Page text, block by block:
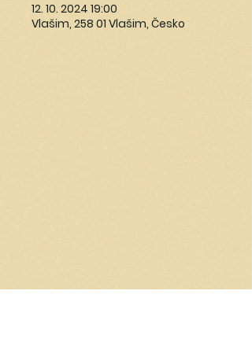
12. 10. 2024 19:00
Vlašim, 258 01 Vlašim, Česko